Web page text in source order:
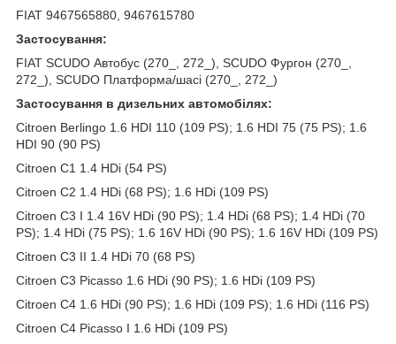
FIAT 9467565880, 9467615780
Застосування:
FIAT SCUDO Автобус (270_, 272_), SCUDO Фургон (270_,
272_), SCUDO Платформа/шасі (270_, 272_)
Застосування в дизельних автомобілях:
Citroen Berlingo 1.6 HDI 110 (109 PS); 1.6 HDI 75 (75 PS); 1.6
HDI 90 (90 PS)
Citroen C1 1.4 HDi (54 PS)
Citroen C2 1.4 HDi (68 PS); 1.6 HDi (109 PS)
Citroen C3 I 1.4 16V HDi (90 PS); 1.4 HDi (68 PS); 1.4 HDi (70
PS); 1.4 HDi (75 PS); 1.6 16V HDi (90 PS); 1.6 16V HDi (109 PS)
Citroen C3 II 1.4 HDi 70 (68 PS)
Citroen C3 Picasso 1.6 HDi (90 PS); 1.6 HDi (109 PS)
Citroen C4 1.6 HDi (90 PS); 1.6 HDi (109 PS); 1.6 HDi (116 PS)
Citroen C4 Picasso I 1.6 HDi (109 PS)